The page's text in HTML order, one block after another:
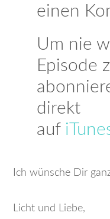
einen
Um nie
Episode
direkt
auf
Ich wünsche Dir
Licht und Liebe,